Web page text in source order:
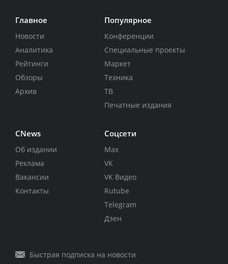
Главное
Новости
Аналитика
Рейтинги
Обзоры
Архив
Популярное
Конференции
Специальные проекты
Маркет
Техника
ТВ
Печатные издания
CNews
Об издании
Реклама
Вакансии
Контакты
Соцсети
Max
VK
VK Видео
Rutube
Telegram
Дзен
Быстрая подписка на новости